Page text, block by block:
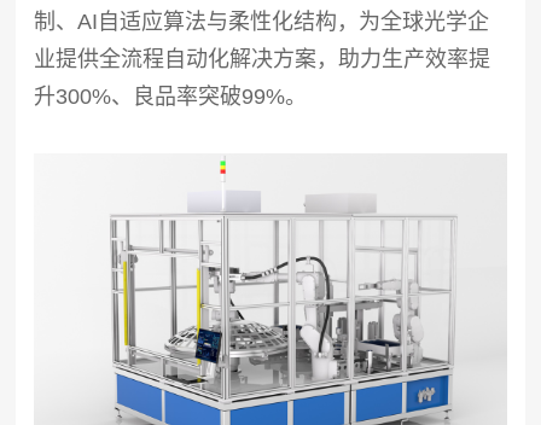
制、AI自适应算法与柔性化结构，为全球光学企
业提供全流程自动化解决方案，助力生产效率提
升300%、良品率突破99%。